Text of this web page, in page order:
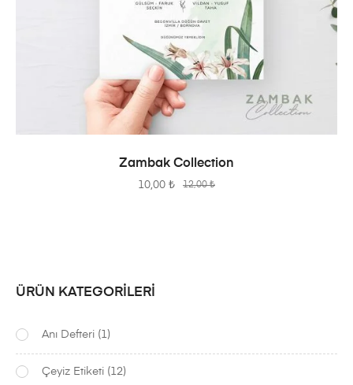
SEPETE EKLE
Zambak Collection
12,00₺
10,00 ₺
ÜRÜN KATEGORILERI
Anı Defteri (1)
Çeyiz Etiketi (12)